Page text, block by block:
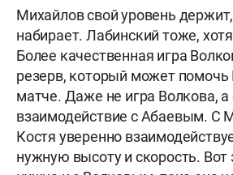
Михайлов свой уровень
набирает. Лабинский тоже,
Более качественная игра
резерв, который может помочь
матче. Даже не игра Волкова, а
взаимодействие с Абаевым. С
Костя уверенно
нужную высоту и скорость. Вот